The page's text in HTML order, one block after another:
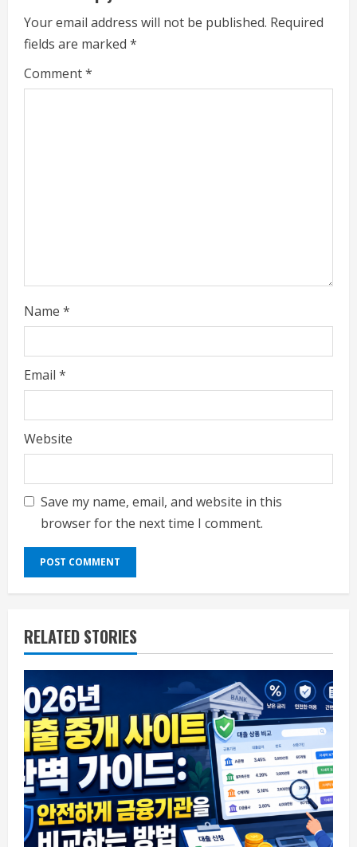
e
R
e
Your email address will not be published. Required
fields are marked *
Comment*
Name *
Email *
Website
Save my name, email, and website in this
browser for the next time I comment.
RELATED STORIES